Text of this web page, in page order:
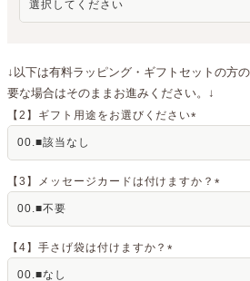
↓以下は有料ラッピング・ギフトセットの方
要な場合はそのままお進みください。↓
【2】ギフト用途をお選びください
須
)
【3】メッセージカードは付けますか？
須
【4】手さげ袋は付けますか？